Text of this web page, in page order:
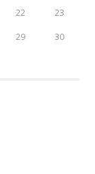
22 23
29 30